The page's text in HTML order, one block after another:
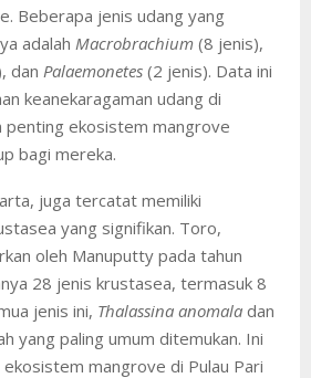
Beberapa jenis udang yang
adalah Macrobrachium (8 jenis),
dan Palaemonetes (2 jenis). Data ini
keanekaragaman udang di
penting ekosistem mangrove
bagi mereka.
juga tercatat memiliki
yang signifikan. Toro,
oleh Manuputty pada tahun
28 jenis krustasea, termasuk 8
jenis ini, Thalassina anomala dan
yang paling umum ditemukan. Ini
mangrove di Pulau Pari